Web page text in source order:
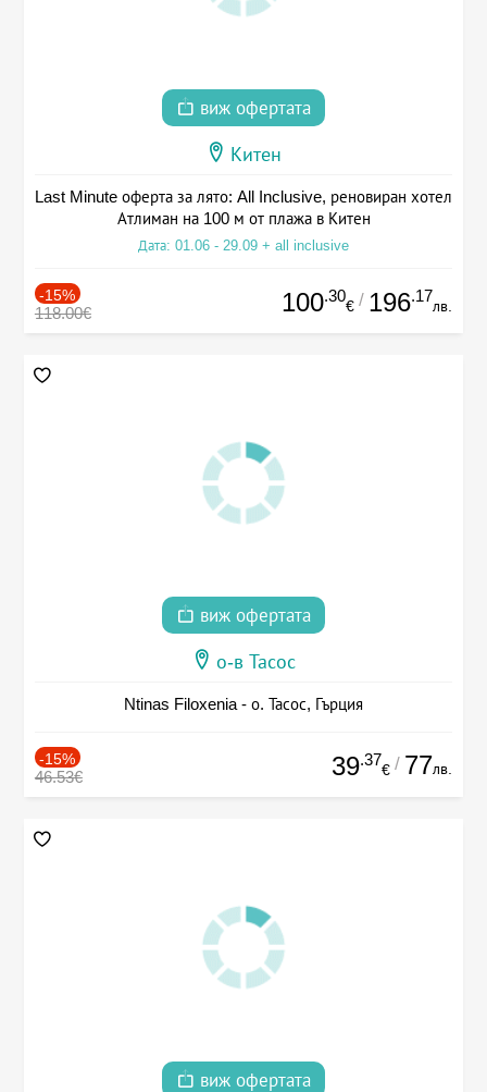
виж офертата
Китен
Last Minute оферта за лято: All Inclusive, реновиран хотел
Атлиман на 100 м от плажа в Китен
Дата: 01.06 - 29.09 + all inclusive
-15%
118.00€ 100.30
€ / 196.17
лв.
виж офертата
о-в Тасос
Ntinas Filoxenia - о. Тасос, Гърция
-15%
46.53€ 39.37
€ / 77лв.
виж офертата